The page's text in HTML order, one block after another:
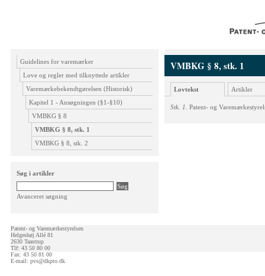
Guidelines for varemærker
Love og regler med tilknyttede artikler
Varemærkebekendtgørelsen (Historisk)
Kapitel 1 - Ansøgningen (§1-§10)
VMBKG § 8
VMBKG § 8, stk. 1
VMBKG § 8, stk. 2
Søg i artikler
Avanceret søgning
VMBKG § 8, stk. 1
Lovtekst Artikler
Stk. 1. Patent- og
Patent- og Varemærkestyrelsen
Helgeshøj Allé 81
2630 Taastrup
Tlf: 43 50 80 00
Fax: 43 50 81 00
E-mail: pvs@dkpto.dk